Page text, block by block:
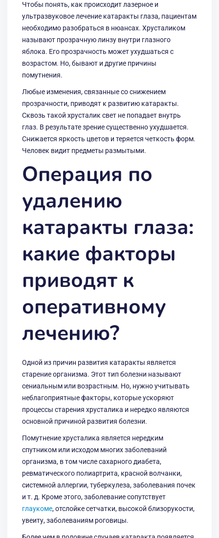
Чтобы понять, как происходит лазерное и
ультразвуковое лечение катаракты глаза, пациентам
необходимо разобраться в нюансах. Хрусталиком
называют прозрачную линзу внутри глазного
яблока. Его прозрачность может ухудшаться с
возрастом. Но, бывают и другие причины
помутнения.
Любые изменения, связанные со снижением
прозрачности, приводят к развитию катаракты.
Сквозь такой хрусталик свет не попадает внутрь
глаз. В результате зрение существенно ухудшается.
Снижается яркость цветов и теряется четкость форм.
Человек видит предметы размытыми.
Операция по
удалению
катаракты глаза:
какие факторы
приводят к
оперативному
лечению?
Одной из причин развития катаракты является
старение организма. Этот тип болезни называют
сениальным или возрастным. Но, нужно учитывать
неблагоприятные факторы, которые ускоряют
процессы старения хрусталика и нередко являются
основной причиной развития болезни.
Помутнение хрусталика является нередким
спутником или исходом многих заболеваний
организма, в том числе сахарного диабета,
ревматического полиартрита, красной волчанки,
системной аллергии, туберкулеза, заболевания почек
и т. д. Кроме этого, заболевание сопутствует
глаукоме, отслойке сетчатки, высокой близорукости,
увеиту, заболеваниям роговицы.